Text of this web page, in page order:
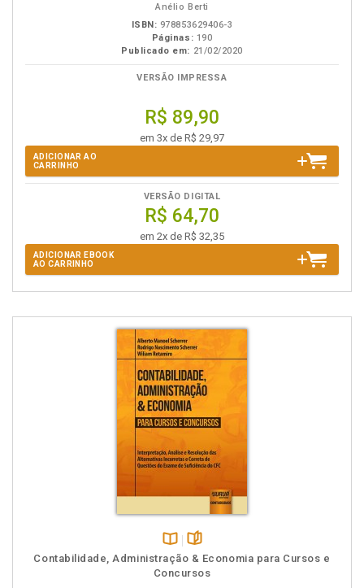
Anélio Berti
ISBN: 978853629406-3
Páginas: 190
Publicado em: 21/02/2020
VERSÃO IMPRESSA
R$ 89,90
em 3x de R$ 29,97
ADICIONAR AO
CARRINHO
VERSÃO DIGITAL
R$ 64,70
em 2x de R$ 32,35
ADICIONAR EBOOK
AO CARRINHO
Disponível
na
páginas
Contabilidade, Administração & Economia para Cursos e
Concursos